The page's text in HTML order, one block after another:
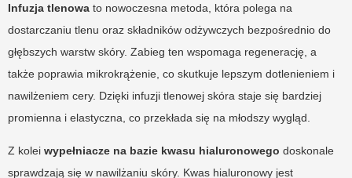
Infuzja tlenowa to nowoczesna metoda, która polega na
dostarczaniu tlenu oraz składników odżywczych bezpośrednio do
głębszych warstw skóry. Zabieg ten wspomaga regenerację, a
także poprawia mikrokrążenie, co skutkuje lepszym dotlenieniem i
nawilżeniem cery. Dzięki infuzji tlenowej skóra staje się bardziej
promienna i elastyczna, co przekłada się na młodszy wygląd.
Z kolei wypełniacze na bazie kwasu hialuronowego doskonale
sprawdzają się w nawilżaniu skóry. Kwas hialuronowy jest